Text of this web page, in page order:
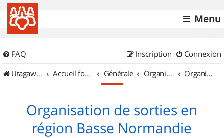
Menu
FAQ Connexion
Inscription
UtagawaVTT (Randos VTT et VTTAE avec traces GPS)
Accueil forum Générale Organisation de sorties & Recherche de partenaires Organisation de sorties en région Basse Normandie
Organisation de sorties en
région Basse Normandie